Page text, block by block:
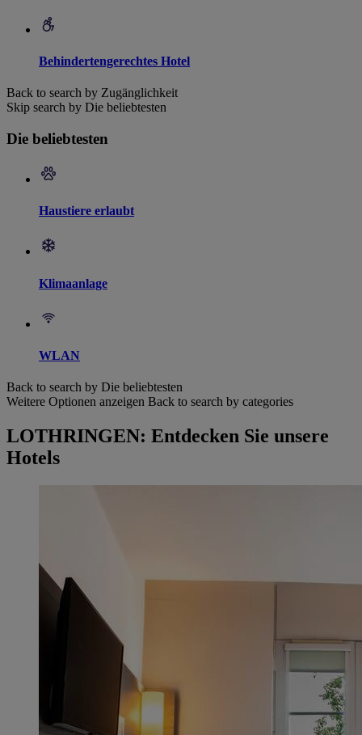
Behindertengerechtes Hotel
Back to search by Zugänglichkeit
Skip search by Die beliebtesten
Die beliebtesten
Haustiere erlaubt
Klimaanlage
WLAN
Back to search by Die beliebtesten
Weitere Optionen anzeigen Back to search by categories
LOTHRINGEN: Entdecken Sie unsere
Hotels